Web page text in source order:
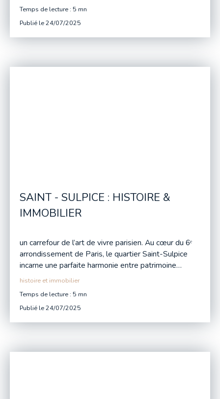
culturelle et art de vivre parisien.
Temps de lecture : 5 mn
Publié le 24/07/2025
SAINT - SULPICE : HISTOIRE &
IMMOBILIER
un carrefour de l’art de vivre parisien. Au cœur du 6ᵉ
arrondissement de Paris, le quartier Saint-Sulpice
incarne une parfaite harmonie entre patrimoine
historique, art de vivre raffiné et immobilier de
Sulpice, la deuxième plus grande de Paris après
Notre-Dame, cette partie de la rive gauche attire
aussi bien les familles parisiennes que les acquéreurs
histoire et immobilier
Temps de lecture : 5 mn
Publié le 24/07/2025